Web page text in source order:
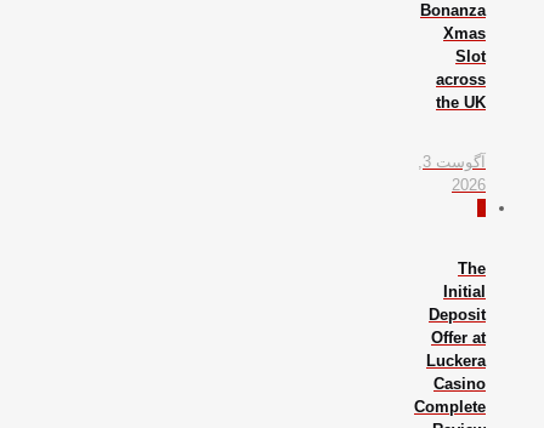
Bonanza
Xmas
Slot
across
the UK
آگوست 3,
2026
The
Initial
Deposit
Offer at
Luckera
Casino
Complete